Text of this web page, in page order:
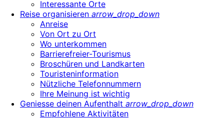
Interessante Orte
Reise organisieren arrow_drop_down
Anreise
Von Ort zu Ort
Wo unterkommen
Barrierefreier-Tourismus
Broschüren und Landkarten
Touristeninformation
Nützliche Telefonnummern
Ihre Meinung ist wichtig
Geniesse deinen Aufenthalt arrow_drop_down
Empfohlene Aktivitäten